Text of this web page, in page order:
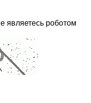
являетесь роботом